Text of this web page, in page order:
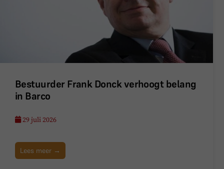
Bestuurder Frank Donck verhoogt belang
in Barco
29 juli 2026
Lees meer →